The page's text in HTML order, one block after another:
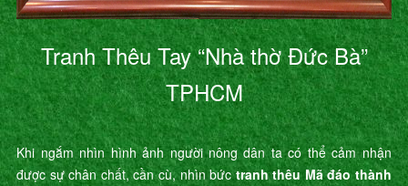
Tranh Thêu Tay “Nhà thờ Đức Bà”
TPHCM
Khi ngắm nhìn hình ảnh người nông dân ta có thể cảm nhận
được sự chân chất, cần cù, nhìn bứctranh thêu Mã đáo thành